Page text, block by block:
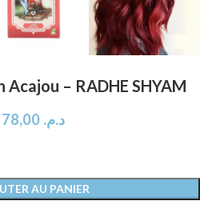
– RADHE SHYAM
د.م. 78,00
AU PANIER